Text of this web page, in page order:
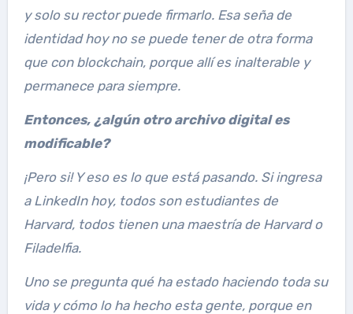
y solo su rector puede firmarlo. Esa seña de
identidad hoy no se puede tener de otra forma
que con blockchain, porque allí es inalterable y
permanece para siempre.
Entonces, ¿algún otro archivo digital es
modificable?
¡Pero si! Y eso es lo que está pasando. Si ingresa
a LinkedIn hoy, todos son estudiantes de
Harvard, todos tienen una maestría de Harvard o
Filadelfia.
Uno se pregunta qué ha estado haciendo toda su
vida y cómo lo ha hecho esta gente, porque en